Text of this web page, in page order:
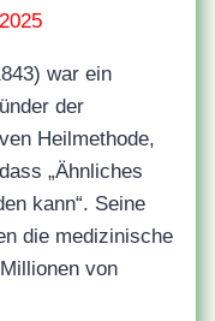
war ein
der
Heilmethode,
„Ähnliches
kann“. Seine
die medizinische
von